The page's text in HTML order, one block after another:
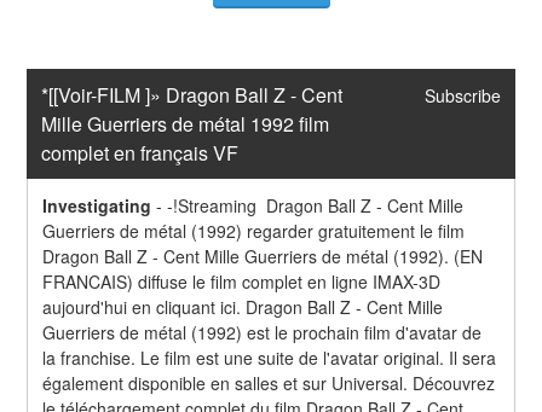
*[[Voir-FILM ]» Dragon Ball Z - Cent
Mille Guerriers de métal 1992 film
complet en français VF
Subscribe
Investigating --!Streaming  Dragon Ball Z - Cent Mille
Guerriers de métal (1992) regarder gratuitement le film
Dragon Ball Z - Cent Mille Guerriers de métal (1992). (EN
FRANCAIS) diffuse le film complet en ligne IMAX-3D
aujourd'hui en cliquant ici. Dragon Ball Z - Cent Mille
Guerriers de métal (1992) est le prochain film d'avatar de
la franchise. Le film est une suite de l'avatar original. Il sera
également disponible en salles et sur Universal. Découvrez